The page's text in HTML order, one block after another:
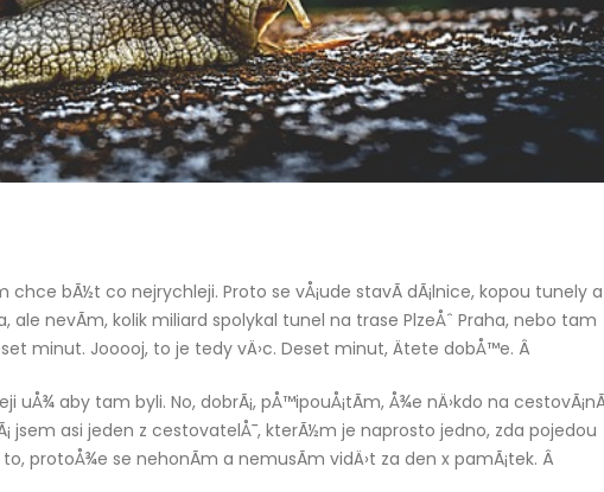
bÃ½t co nejrychleji. Proto se vÅ¡ude stavÃ­ dÃ¡lnice, kopou tunely a
ale nevÃ­m, kolik miliard spolykal tunel na trase PlzeÅˆ Praha, nebo tam
minut. Jooooj, to je tedy vÄ›c. Deset minut, Ätete dobÅ™e. Â
aby tam byli. No, dobrÃ¡, pÅ™ipouÅ¡tÃ­m, Å¾e nÄ›kdo na
jsem asi jeden z cestovatelÅ¯, kterÃ½m je naprosto jedno, zda pojedou
protoÅ¾e se nehonÃ­m a nemusÃ­m vidÄ›t za den x pamÃ¡tek. Â